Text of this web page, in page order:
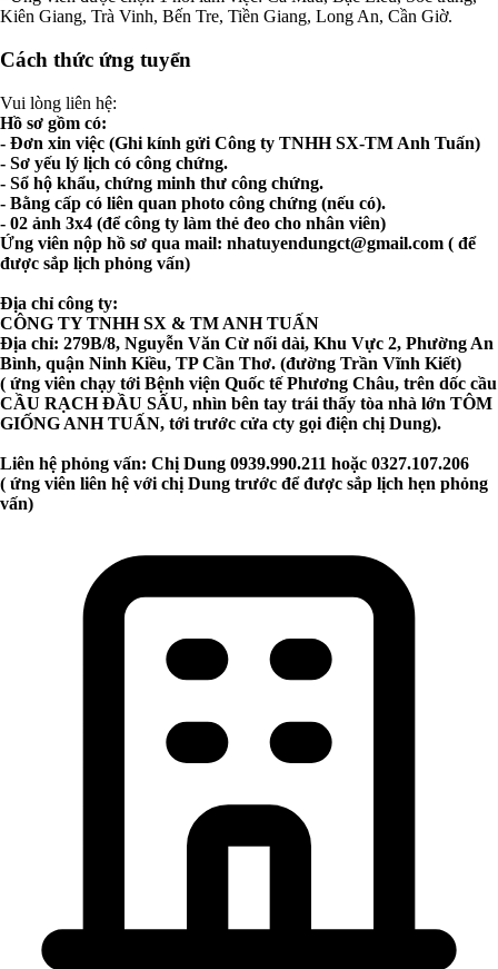
Kiên Giang, Trà Vinh, Bến Tre, Tiền Giang, Long An, Cần Giờ.
Cách thức ứng tuyển
Vui lòng liên hệ:
Hồ sơ gồm có:
- Đơn xin việc (Ghi kính gửi Công ty TNHH SX-TM Anh Tuấn)
- Sơ yếu lý lịch có công chứng.
- Sổ hộ khẩu, chứng minh thư công chứng.
- Bằng cấp có liên quan photo công chứng (nếu có).
- 02 ảnh 3x4 (để công ty làm thẻ đeo cho nhân viên)
Ứng viên nộp hồ sơ qua mail: nhatuyendungct@gmail.com ( để
được sắp lịch phỏng vấn)
Địa chỉ công ty:
CÔNG TY TNHH SX & TM ANH TUẤN
Địa chỉ: 279B/8, Nguyễn Văn Cừ nối dài, Khu Vực 2, Phường An
Bình, quận Ninh Kiều, TP Cần Thơ. (đường Trần Vĩnh Kiết)
( ứng viên chạy tới Bệnh viện Quốc tế Phương Châu, trên dốc cầu
CẦU RẠCH ĐẦU SẤU, nhìn bên tay trái thấy tòa nhà lớn TÔM
GIỐNG ANH TUẤN, tới trước cửa cty gọi điện chị Dung).
Liên hệ phỏng vấn: Chị Dung 0939.990.211 hoặc 0327.107.206
( ứng viên liên hệ với chị Dung trước để được sắp lịch hẹn phỏng
vấn)